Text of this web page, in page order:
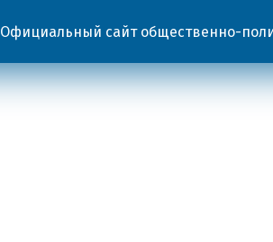
Официальный сайт общественно-